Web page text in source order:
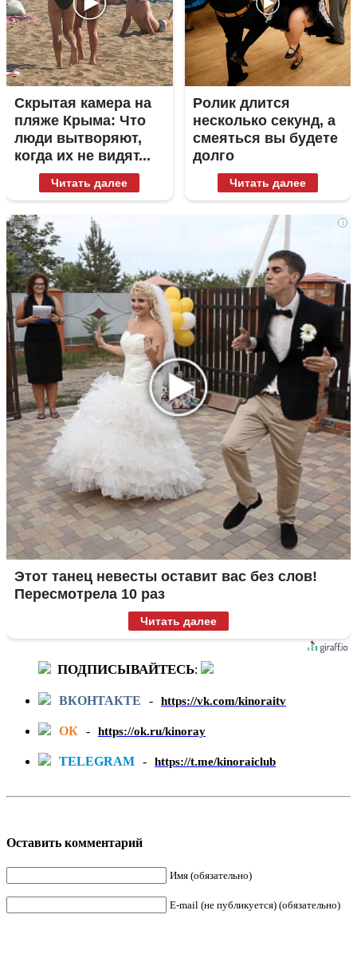
Скрытая камера на
пляже Крыма: Что
люди вытворяют,
когда их не видят...
Читать далее
Ролик длится
несколько секунд, а
смеяться вы будете
долго
Читать далее
i
Этот танец невесты оставит вас без слов!
Пересмотрела 10 раз
Читать далее
ПОДПИСЫВАЙТЕСЬ:
ВКОНТАКТЕ - https://vk.com/kinoraitv
ОК - https://ok.ru/kinoray
TELEGRAM - https://t.me/kinoraiclub
Оставить комментарий
Имя (обязательно)
E-mail (не публикуется) (обязательно)